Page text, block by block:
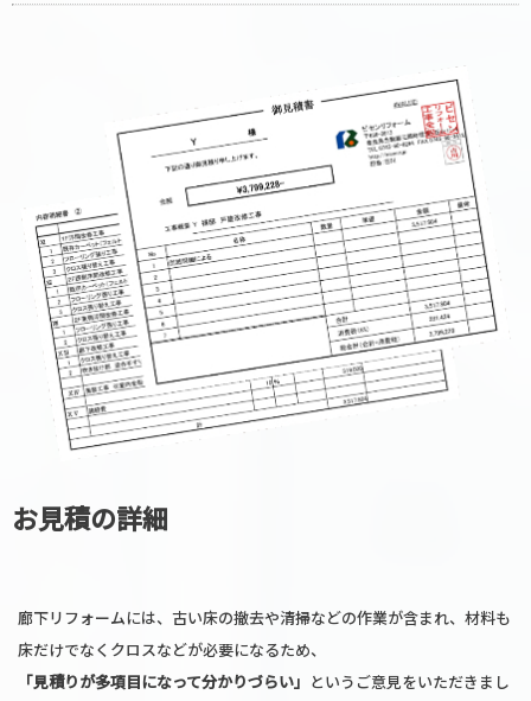
お見積の詳細
廊下リフォームには、古い床の撤去や清掃などの作業が含まれ、材料も
床だけでなくクロスなどが必要になるため、
「見積りが多項目になって分かりづらい」 というご意見をいただきまし